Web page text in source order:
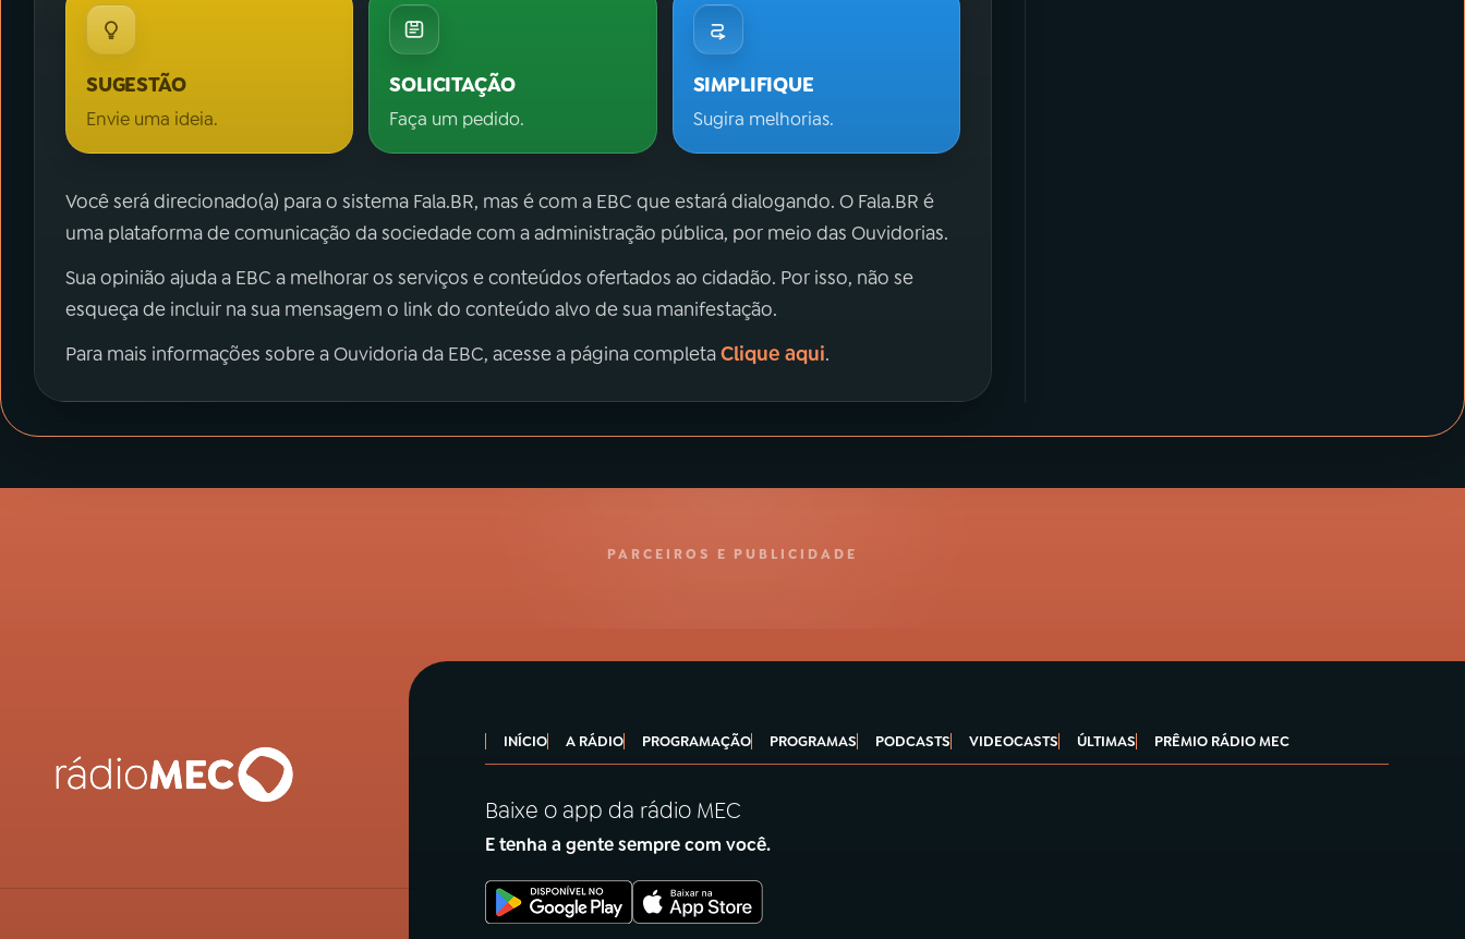
SUGESTÃO
Envie uma ideia.
SOLICITAÇÃO
Faça um pedido.
SIMPLIFIQUE
Sugira melhorias.
Você será direcionado(a) para o sistema Fala.BR, mas é com a EBC que estará dialogando. O Fala.BR é
uma plataforma de comunicação da sociedade com a administração pública, por meio das Ouvidorias.
Sua opinião ajuda a EBC a melhorar os serviços e conteúdos ofertados ao cidadão. Por isso, não se
esqueça de incluir na sua mensagem o link do conteúdo alvo de sua manifestação.
Para mais informações sobre a Ouvidoria da EBC, acesse a página completaClique aqui.
PARCEIROS E PUBLICIDADE
INÍCIO A RÁDIO PROGRAMAÇÃO PROGRAMAS PODCASTS VIDEOCASTS ÚLTIMAS PRÊMIO RÁDIO MEC
Baixe o app da rádio MEC
E tenha a gente sempre com você.